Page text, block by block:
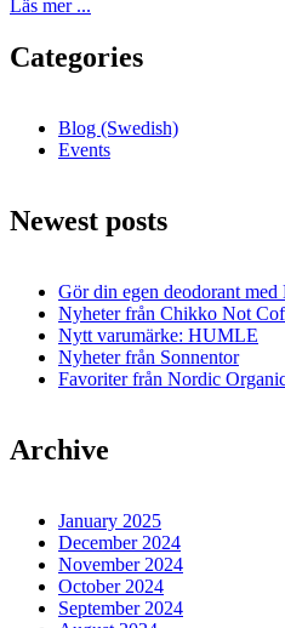
Läs mer ...
Categories
Blog (Swedish)
Events
Newest posts
Gör din egen deodorant
Nyheter från Chikko Not
Nytt varumärke: HUMLE
Nyheter från Sonnentor
Favoriter från Nordic
Archive
January 2025
December 2024
November 2024
October 2024
September 2024